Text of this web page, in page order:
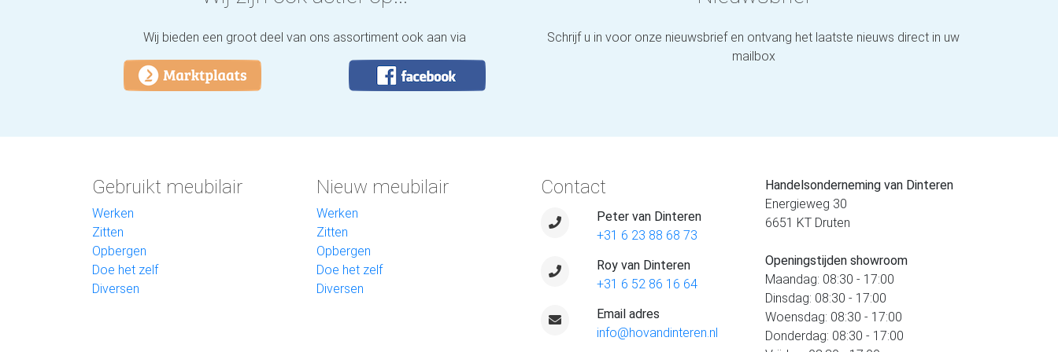
Wij bieden een groot deel van ons assortiment ook aan via
Schrijf u in voor onze nieuwsbrief en ontvang het laatste nieuws direct in uw
mailbox
Gebruikt meubilair
Werken
Zitten
Opbergen
Doe het zelf
Diversen
Nieuw meubilair
Werken
Zitten
Opbergen
Doe het zelf
Diversen
Contact
Peter van Dinteren
+31 6 23 88 68 73
Roy van Dinteren
+31 6 52 86 16 64
Email adres
info@hovandinteren.nl
Handelsonderneming van Dinteren
Energieweg 30
6651 KT Druten
Openingstijden showroom
Maandag: 08:30 - 17:00
Dinsdag: 08:30 - 17:00
Woensdag: 08:30 - 17:00
Donderdag: 08:30 - 17:00